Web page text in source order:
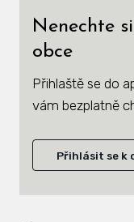
Nenechte
obce
Přihlaště se do
vám bezplatně
Přihlásit se k